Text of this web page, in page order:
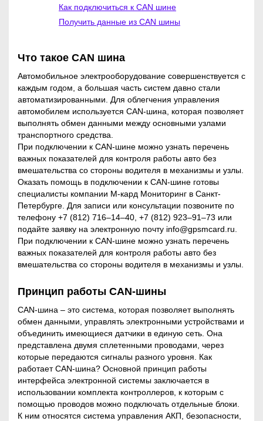
ВИДЕОРЕГИСТРАТОРЫ
GPS ТРЕКЕРЫ
ВИДЕОНАБЛЮДЕНИЕ В
АВТОМОБИЛЬ
КОНТРОЛЬ РАСХОДА
ТОПЛИВА
ТРАНСПОРТЕ
СИСТЕМЫ
МОНИТОРИНГА
Как подключиться к CAN шине
Получить данные из CAN шины
Что такое CAN шина
Автомобильное электрооборудование совершенствуется с
каждым годом, а большая часть систем давно стали
автоматизированными. Для облегчения управления
автомобилем используется CAN-шина, которая позволяет
выполнять обмен данными между основными узлами
транспортного средства.
При подключении к CAN-шине можно узнать перечень
важных показателей для контроля работы авто без
вмешательства со стороны водителя в механизмы и узлы.
Оказать помощь в подключении к CAN-шине готовы
специалисты компании М-кард Мониторинг в Санкт-
Петербурге. Для записи или консультации позвоните по
телефону +7 (812) 716–14–40, +7 (812) 923–91–73 или
подайте заявку на электронную почту info@gpsmcard.ru.
При подключении к CAN-шине можно узнать перечень
важных показателей для контроля работы авто без
вмешательства со стороны водителя в механизмы и узлы.
Принцип работы CAN-шины
CAN-шина – это система, которая позволяет выполнять
обмен данными, управлять электронными устройствами и
объединить имеющиеся датчики в единую сеть. Она
представлена двумя сплетенными проводами, через
которые передаются сигналы разного уровня. Как
работает CAN-шина? Основной принцип работы
интерфейса электронной системы заключается в
использовании комплекта контроллеров, к которым с
помощью проводов можно подключать отдельные блоки.
К ним относятся система управления АКП, безопасности,
Ставя отметку, я даю свое
согласие на обработку моих
персональных данных в соответствии
с законом №152-ФЗ «О персональных
данных» от 27.07.2006 и принимаю
условияСоглашения на обработку
персональных данных
для
и
Ставя отметку, я даю свое согласие на
моих персональных данных в
с законом №152-ФЗ «О
данных» от 27.07.2006 и
обработку персональных данных